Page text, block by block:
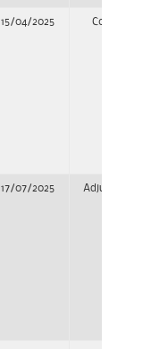
15/04/2025 Concurso
17/07/2025 Adjudicación